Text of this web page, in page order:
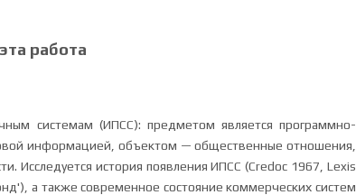
работа
системам (ИПСС): предметом является программно-
информацией, объектом — общественные отношения,
Исследуется история появления ИПСС (Credoc 1967, Lexis
а также современное состояние коммерческих систем